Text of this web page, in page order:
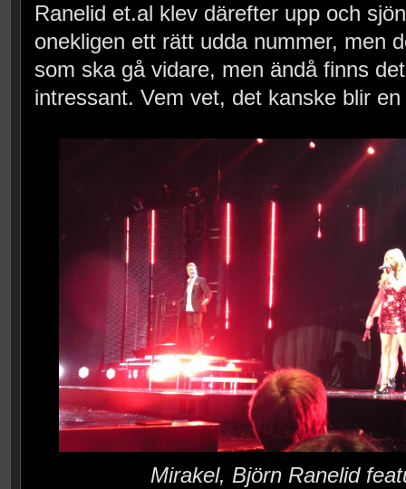
Ranelid et.al klev därefter upp och
onekligen ett rätt udda nummer, men
som ska gå vidare, men ändå finns
intressant. Vem vet, det kanske blir
Mirakel, Björn Ranelid